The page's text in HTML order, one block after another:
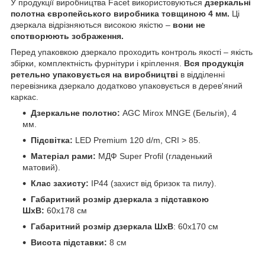
У продукції виробництва Facet використовуються дзеркальні
полотна європейського виробника товщиною 4 мм. Ці
дзеркала відрізняються високою якістю – вони не
спотворюють зображення.
Перед упаковкою дзеркало проходить контроль якості – якість
збірки, комплектність фурнітури і кріплення. Вся продукція
ретельно упаковується на виробництві в відділенні
перевізника дзеркало додатково упаковується в дерев'яний
каркас.
Дзеркальне полотно: AGC Mirox MNGE (Бельгія), 4
мм.
Підсвітка: LED Premium 120 d/m, CRI > 85.
Матеріал рами: МДФ Super Profil (гладенький
матовий).
Клас захисту: IP44 (захист від бризок та пилу).
Габаритний розмір дзеркала з підставкою
ШхВ: 60х178 см
Габаритний розмір дзеркала ШхВ: 60х170 см
Висота підставки: 8 см